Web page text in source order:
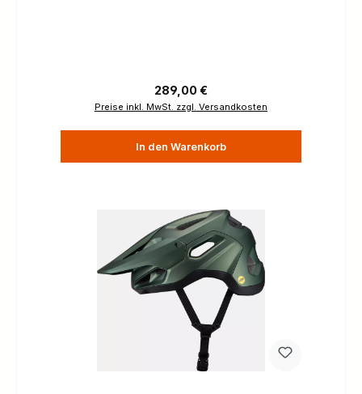
Regulärer Preis:
289,00 €
Preise inkl. MwSt. zzgl. Versandkosten
In den Warenkorb